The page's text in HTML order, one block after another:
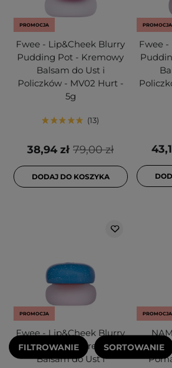
PROMOCJA
Fwee - Lip&Cheek Blurry
Pudding Pot - Kremowy
Balsam do Ust i
Policzków - MV02 Hurt -
5g
13
79,00 zł
38,94 zł
DODAJ DO KOSZYKA
PROMOCJA
Fwee -
PROMOCJA
Fwee - Lip&Cheek Blurry
Pudding Pot - Kremowy
Balsam do Ust i
PROMOCJA
FILTROWANIE SORTOWANIE